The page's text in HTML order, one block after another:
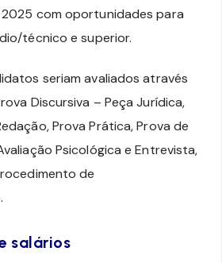
com oportunidades para
técnico e superior.
seriam avaliados através
Discursiva – Peça Jurídica,
Prova Prática, Prova de
Psicológica e Entrevista,
de
salários